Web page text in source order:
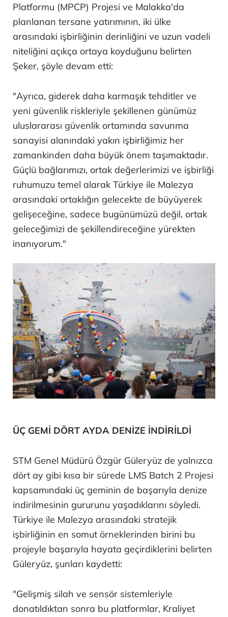
Platformu (MPCP) Projesi ve Malakka'da
planlanan tersane yatırımının, iki ülke
arasındaki işbirliğinin derinliğini ve uzun vadeli
niteliğini açıkça ortaya koyduğunu belirten
Şeker, şöyle devam etti:
"Ayrıca, giderek daha karmaşık tehditler ve
yeni güvenlik riskleriyle şekillenen günümüz
uluslararası güvenlik ortamında savunma
sanayisi alanındaki yakın işbirliğimiz her
zamankinden daha büyük önem taşımaktadır.
Güçlü bağlarımızı, ortak değerlerimizi ve işbirliği
ruhumuzu temel alarak Türkiye ile Malezya
arasındaki ortaklığın gelecekte de büyüyerek
gelişeceğine, sadece bugünümüzü değil, ortak
geleceğimizi de şekillendireceğine yürekten
inanıyorum."
ÜÇ GEMİ DÖRT AYDA DENİZE İNDİRİLDİ
STM Genel Müdürü Özgür Güleryüz de yalnızca
dört ay gibi kısa bir sürede LMS Batch 2 Projesi
kapsamındaki üç geminin de başarıyla denize
indirilmesinin gururunu yaşadıklarını söyledi.
Türkiye ile Malezya arasındaki stratejik
işbirliğinin en somut örneklerinden birini bu
projeyle başarıyla hayata geçirdiklerini belirten
Güleryüz, şunları kaydetti:
"Gelişmiş silah ve sensör sistemleriyle
donatıldıktan sonra bu platformlar, Kraliyet